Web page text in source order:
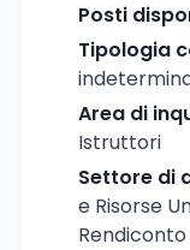
Posti
Tipologia
Area di
Istruttori
Settore di
e Risorse
Rendiconto